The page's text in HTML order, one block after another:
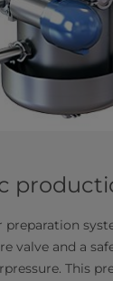
preparation
valve and a
This